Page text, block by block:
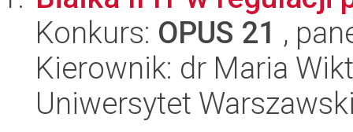
Konkurs: OPUS 21 ,
Kierownik: dr Maria
Uniwersytet